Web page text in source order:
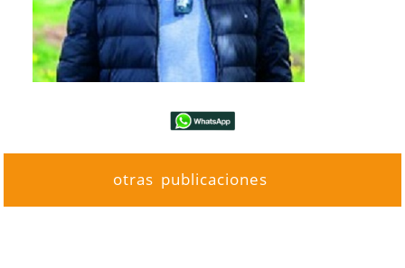
otras publicaciones